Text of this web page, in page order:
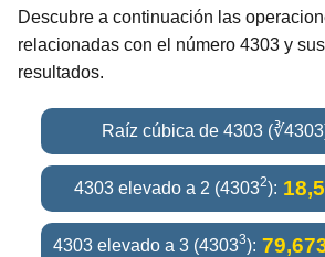
Descubre a continuación las
relacionadas con el número 4303 y
resultados.
Raíz cúbica de 4303
4303 elevado a 2 (43032):
4303 elevado a 3 (43033):